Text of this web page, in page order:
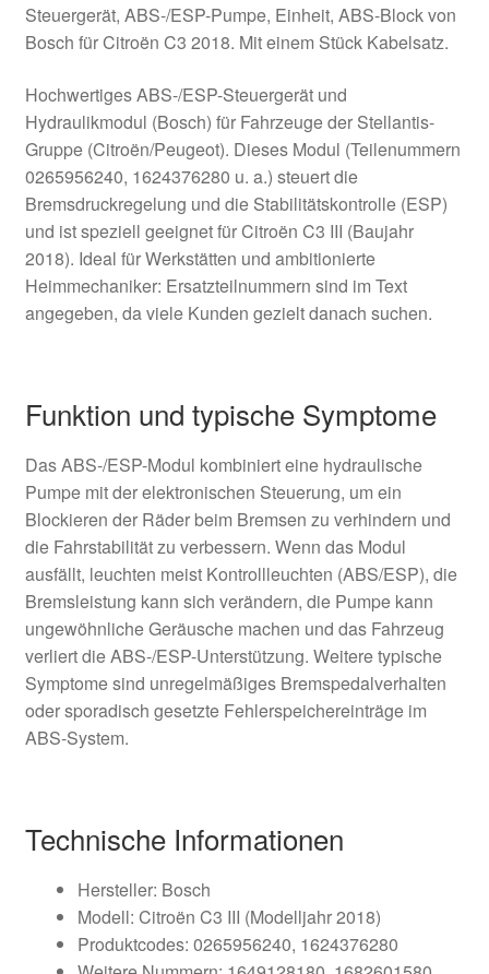
Steuergerät, ABS-/ESP-Pumpe, Einheit, ABS-Block von
Bosch für Citroën C3 2018. Mit einem Stück Kabelsatz.
Hochwertiges ABS-/ESP-Steuergerät und
Hydraulikmodul (Bosch) für Fahrzeuge der Stellantis-
Gruppe (Citroën/Peugeot). Dieses Modul (Teilenummern
0265956240, 1624376280 u. a.) steuert die
Bremsdruckregelung und die Stabilitätskontrolle (ESP)
und ist speziell geeignet für Citroën C3 III (Baujahr
2018). Ideal für Werkstätten und ambitionierte
Heimmechaniker: Ersatzteilnummern sind im Text
angegeben, da viele Kunden gezielt danach suchen.
Funktion und typische Symptome
Das ABS-/ESP-Modul kombiniert eine hydraulische
Pumpe mit der elektronischen Steuerung, um ein
Blockieren der Räder beim Bremsen zu verhindern und
die Fahrstabilität zu verbessern. Wenn das Modul
ausfällt, leuchten meist Kontrollleuchten (ABS/ESP), die
Bremsleistung kann sich verändern, die Pumpe kann
ungewöhnliche Geräusche machen und das Fahrzeug
verliert die ABS-/ESP-Unterstützung. Weitere typische
Symptome sind unregelmäßiges Bremspedalverhalten
oder sporadisch gesetzte Fehlerspeichereinträge im
ABS-System.
Technische Informationen
Hersteller: Bosch
Modell: Citroën C3 III (Modelljahr 2018)
Produktcodes: 0265956240, 1624376280